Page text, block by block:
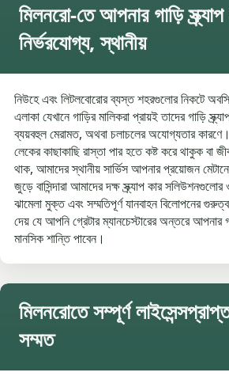
মিলনরো-তে আপনার গাড়ি
নির্ভরযোগ্য, স্থানীয়
নিউহে এবং লিটলবোরোর ব্যস্ত শহরগুলোর নিকটে
এলাকা যেখানে গাড়ির মালিকরা প্রায়ই তাদের গাড়ি
ব্যয়বহুল মেরামত, অথবা চলাচলের অযোগ্যতার
লেকের কাছাকাছি রাস্তা পার হতে কষ্ট করে থাকুক বা
থাক, আমাদের স্থানীয় সার্ভিস আপনার প্রয়োজন
জুড়ে বাসিন্দারা আমাদের দক্ষ স্ক্র্যাপ কার
ঝামেলা মুক্ত এবং সম্মতিপূর্ণ যানবাহন বিলোপনের গুরুত্ব
দেয় যে আপনি গ্রেটার ম্যানচেস্টারের অন্তরে আপনার
মানসিক শান্তি পাবেন।
মিলনরোতে সম্পূর্ণ
সম্মত